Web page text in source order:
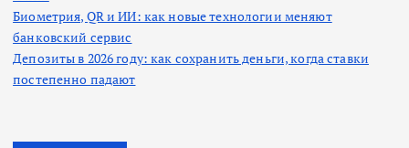
Биометрия, QR и ИИ: как новые технологии меняют
банковский сервис
Депозиты в 2026 году: как сохранить деньги, когда ставки
постепенно падают